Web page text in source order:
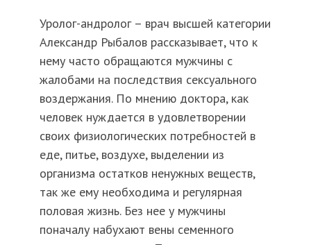
Уролог-андролог – врач высшей категории
Александр Рыбалов рассказывает, что к
нему часто обращаются мужчины с
жалобами на последствия сексуального
воздержания. По мнению доктора, как
человек нуждается в удовлетворении
своих физиологических потребностей в
еде, питье, воздухе, выделении из
организма остатков ненужных веществ,
так же ему необходима и регулярная
половая жизнь. Без нее у мужчины
поначалу набухают вены семенного